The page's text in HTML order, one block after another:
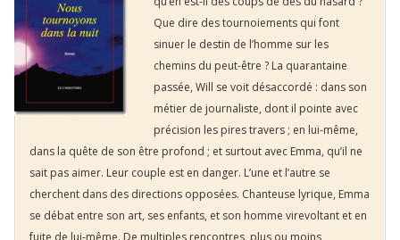
Que dire des tournoiements qui font
sinuer le destin de l’homme sur les
chemins du peut-être ? La quarantaine
passée, Will se voit désaccordé : dans son
métier de journaliste, dont il pointe avec
précision les pires travers ; en lui-même,
dans la quête de son être profond ; et surtout avec Emma, qu’il ne
sait pas aimer. Leur couple est en danger. L’une et l’autre se
cherchent dans des directions opposées. Chanteuse lyrique, Emma
se débat entre son art, ses enfants, et son homme virevoltant et en